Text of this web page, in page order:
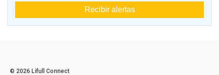
Recibir alertas
© 2026 Lifull Connect